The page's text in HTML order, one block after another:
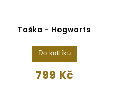
Taška - Hogwarts
799 Kč
Do kotlíku